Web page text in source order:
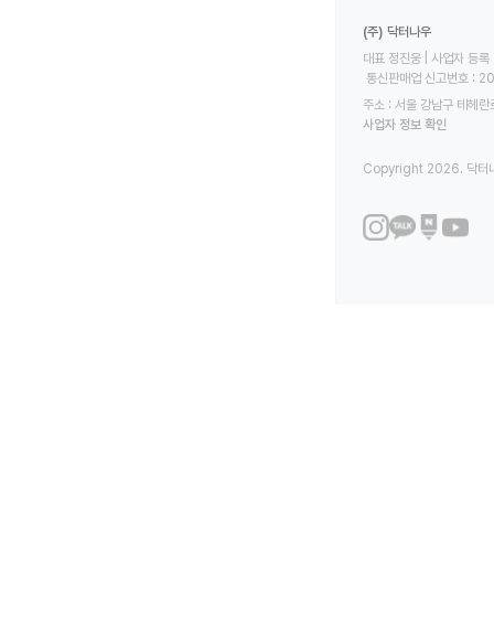
(주) 닥터나우
대표 정진웅 | 사업자
통신판매업 신고번호
주소 : 서울 강남구 테헤
사업자 정보 확인
Copyright 2026. 닥터